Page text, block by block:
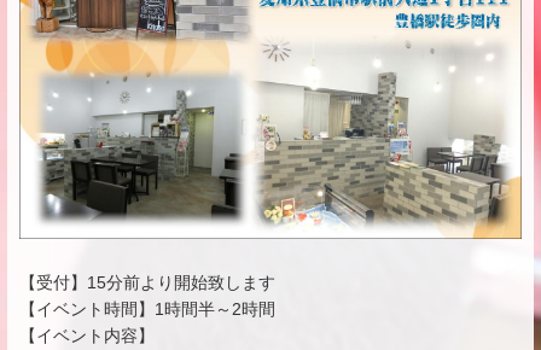
【受付】15分前より開始致します
【イベント時間】1時間半～2時間
【イベント内容】